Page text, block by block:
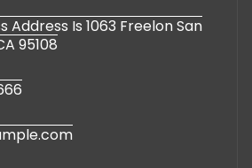
Address Is 1063 Freelon San
95108